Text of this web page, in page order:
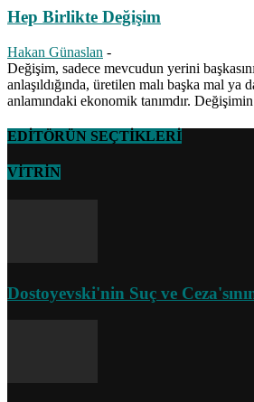
Hep Birlikte Değişim
Hakan Günaslan -
Değişim, sadece mevcudun yerini
anlaşıldığında, üretilen malı başka mal ya
anlamındaki ekonomik tanımdır.
EDİTÖRÜN SEÇTİKLERİ
VİTRİN
Dostoyevski'nin Suç ve